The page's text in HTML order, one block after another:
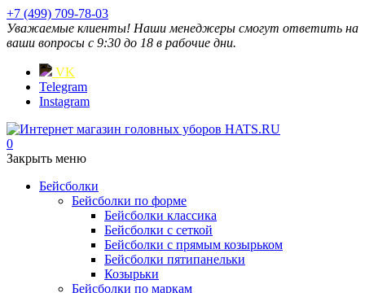
+7 (499) 709-78-03
Уважаемые клиенты! Наши менеджеры смогут ответить на
ваши вопросы с 9:30 до 18 в рабочие дни.
VK
Telegram
Instagram
0
Закрыть меню
Бейсболки
Бейсболки по форме
Бейсболки классика
Бейсболки с сеткой
Бейсболки с прямым козырьком
Бейсболки пятипанельки
Козырьки
Бейсболки по маркам